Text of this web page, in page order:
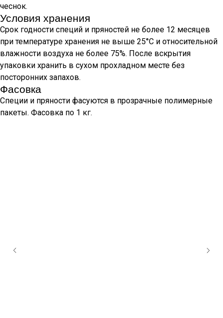
чеснок.
Условия хранения
Срок годности специй и пряностей не более 12 месяцев
при температуре хранения не выше 25°С и относительной
влажности воздуха не более 75%. После вскрытия
упаковки хранить в сухом прохладном месте без
посторонних запахов.
Фасовка
Специи и пряности фасуются в прозрачные полимерные
пакеты. Фасовка по 1 кг.